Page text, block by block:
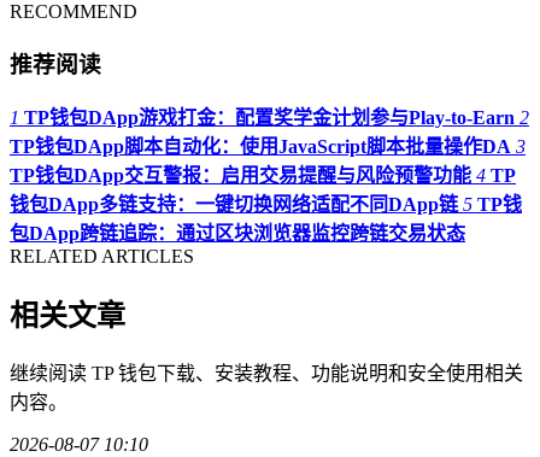
RECOMMEND
推荐阅读
1 TP钱包DApp游戏打金：配置奖学金计划参与Play-to-Earn 2
TP钱包DApp脚本自动化：使用JavaScript脚本批量操作DA 3
TP钱包DApp交互警报：启用交易提醒与风险预警功能 4 TP
钱包DApp多链支持：一键切换网络适配不同DApp链 5 TP钱
包DApp跨链追踪：通过区块浏览器监控跨链交易状态
RELATED ARTICLES
相关文章
继续阅读 TP 钱包下载、安装教程、功能说明和安全使用相关
内容。
2026-08-07 10:10